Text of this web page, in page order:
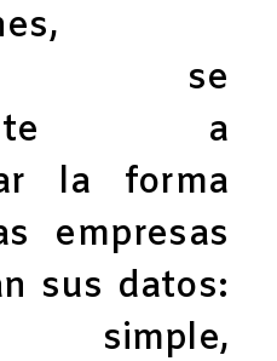
se
a
la forma
empresas
sus datos:
simple,